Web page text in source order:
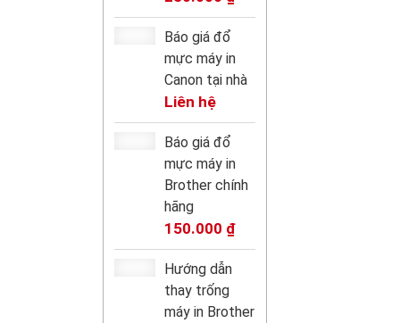
Báo giá đổ
mực máy in
Canon tại nhà
Liên hệ
Báo giá đổ
mực máy in
Brother chính
hãng
150.000 ₫
Hướng dẫn
thay trống
máy in Brother